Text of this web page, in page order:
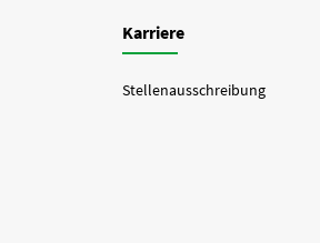
Karriere
Stellenausschreibung